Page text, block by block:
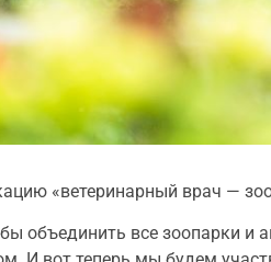
«ветеринарный врач —
объединить все зоопарки